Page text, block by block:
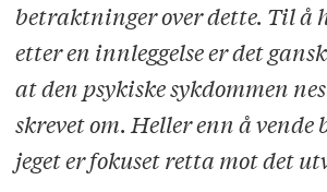
betraktninger over dette. Til å
etter en innleggelse er det
at den psykiske sykdommen
skrevet om. Heller enn å
jeget er fokuset retta mot det